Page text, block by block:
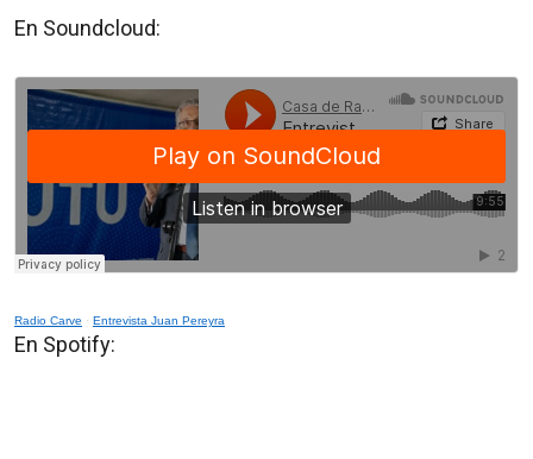
En Soundcloud:
Radio Carve · Entrevista Juan Pereyra
En Spotify: